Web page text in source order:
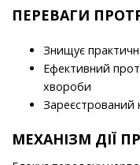
ПЕРЕВАГИ
Знищує
Ефективний
хвороби
Зареєстрований
МЕХАНІЗМ ДІЇ